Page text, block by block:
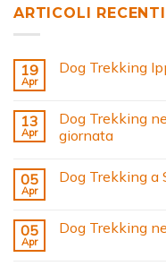
ARTICOLI RECENTI
19
Apr
Dog Trekking
13
Apr
Dog Trekking
giornata
05
Apr
Dog Trekking a
05
Apr
Dog Trekking